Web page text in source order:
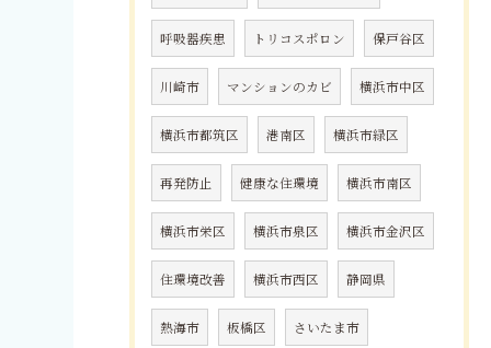
呼吸器疾患 トリコスポロン 保戸谷区
川崎市 マンションのカビ 横浜市中区
横浜市都筑区 港南区 横浜市緑区
再発防止 健康な住環境 横浜市南区
横浜市栄区 横浜市泉区 横浜市金沢区
住環境改善 横浜市西区 静岡県
熱海市 板橋区 さいたま市